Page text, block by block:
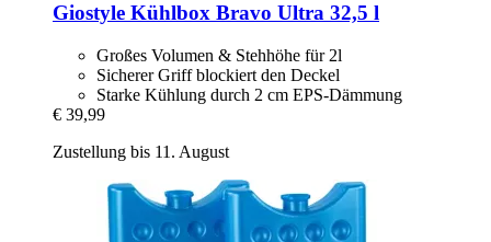
Giostyle Kühlbox Bravo Ultra 32,5 l
Großes Volumen & Stehhöhe für 2l
Sicherer Griff blockiert den Deckel
Starke Kühlung durch 2 cm EPS-Dämmung
€ 39,99
Zustellung bis 11. August